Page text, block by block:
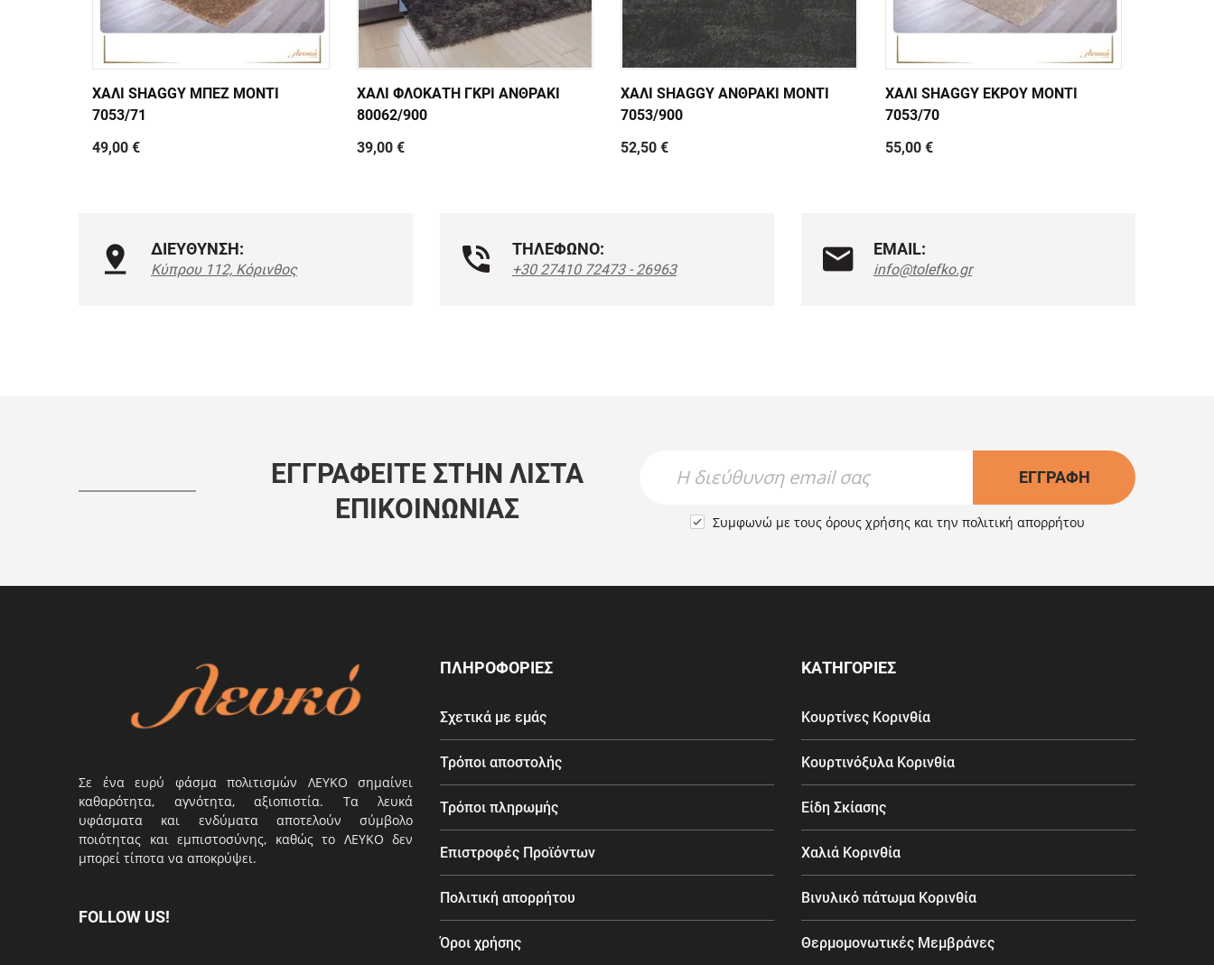
ΧΑΛΙ SHAGGY ΜΠΕΖ MONTI
7053/71
49,00 €
ΧΑΛΙ ΦΛΟΚΑΤΗ ΓΚΡΙ ΑΝΘΡΑΚΙ
80062/900
39,00 €
ΧΑΛΙ SHAGGY ΑΝΘΡΑΚΙ MONTI
7053/900
52,50 €
ΧΑΛΙ SHAGGY ΕΚΡΟΥ MONTI
7053/70
55,00 €
ΔΙΕΥΘΥΝΣΗ:
Κύπρου 112, Κόρινθος
ΤΗΛΕΦΩΝΟ:
+30 27410 72473 - 26963
EMAIL:
info@tolefko.gr
ΕΓΓΡΑΦΕΊΤΕ ΣΤΗΝ ΛΊΣΤΑ
ΕΠΙΚΟΙΝΩΝΊΑΣ
ΕΓΓΡΑΦΉ
 Συμφωνώ με τους όρους χρήσης και την πολιτική απορρήτου
Σε ένα ευρύ φάσμα πολιτισμών ΛΕΥΚΟ σημαίνει
καθαρότητα, αγνότητα, αξιοπιστία. Τα λευκά
υφάσματα και ενδύματα αποτελούν σύμβολο
ποιότητας και εμπιστοσύνης, καθώς το ΛΕΥΚΟ δεν
μπορεί τίποτα να αποκρύψει.
FOLLOW US!
ΠΛΗΡΟΦΟΡΙΕΣ
Σχετικά με εμάς
Τρόποι αποστολής
Τρόποι πληρωμής
Επιστροφές Προϊόντων
Πολιτική απορρήτου
Όροι χρήσης
ΚΑΤΗΓΟΡΙΕΣ
Κουρτίνες Κορινθία
Κουρτινόξυλα Κορινθία
Είδη Σκίασης
Χαλιά Κορινθία
Βινυλικό πάτωμα Κορινθία
Θερμομονωτικές Μεμβράνες